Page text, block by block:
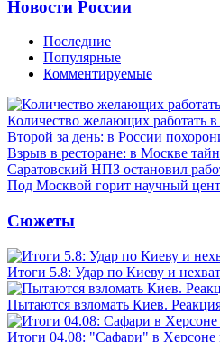
Новости России
Последние
Популярные
Комментируемые
Количество желающих работать
Второй за день: в России
Взрыв в ресторане: в Москве
Саратовский НПЗ остановил
Под Москвой горит научный
Сюжеты
Итоги 5.8: Удар по Киеву и
Пытаются взломать Киев.
Итоги 04.08: "Сафари" в Херсоне